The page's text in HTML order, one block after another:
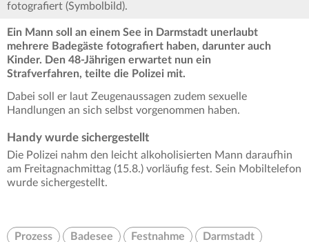
fotografiert (Symbolbild).
Ein Mann soll an einem See in Darmstadt unerlaubt
mehrere Badegäste fotografiert haben, darunter auch
Kinder. Den 48-Jährigen erwartet nun ein
Strafverfahren, teilte die Polizei mit.
Dabei soll er laut Zeugenaussagen zudem sexuelle
Handlungen an sich selbst vorgenommen haben.
Handy wurde sichergestellt
Die Polizei nahm den leicht alkoholisierten Mann daraufhin
am Freitagnachmittag (15.8.) vorläufig fest. Sein Mobiltelefon
wurde sichergestellt.
Prozess Badesee Festnahme Darmstadt